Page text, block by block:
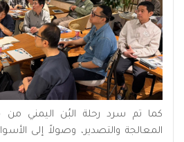
كما تم سرد رحلة البُن اليمني من
المعالجة والتصدير، وصولاً إلى